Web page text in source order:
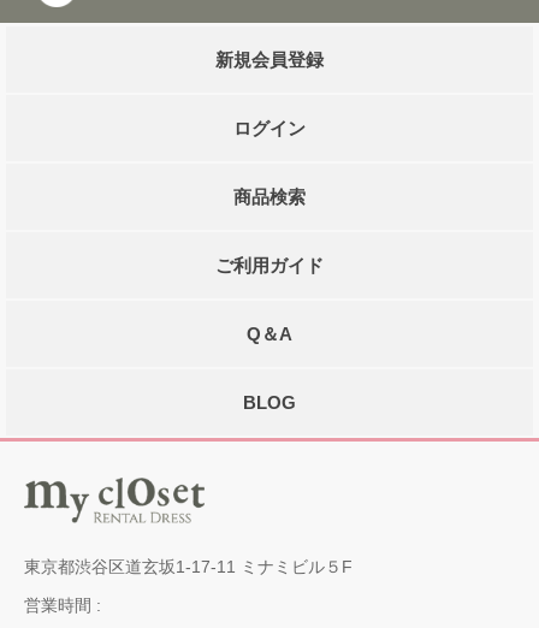
新規会員登録
ログイン
商品検索
ご利用ガイド
Q＆A
BLOG
東京都渋谷区道玄坂1-17-11 ミナミビル５F
営業時間 :